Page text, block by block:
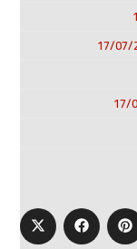
17/07/
17/